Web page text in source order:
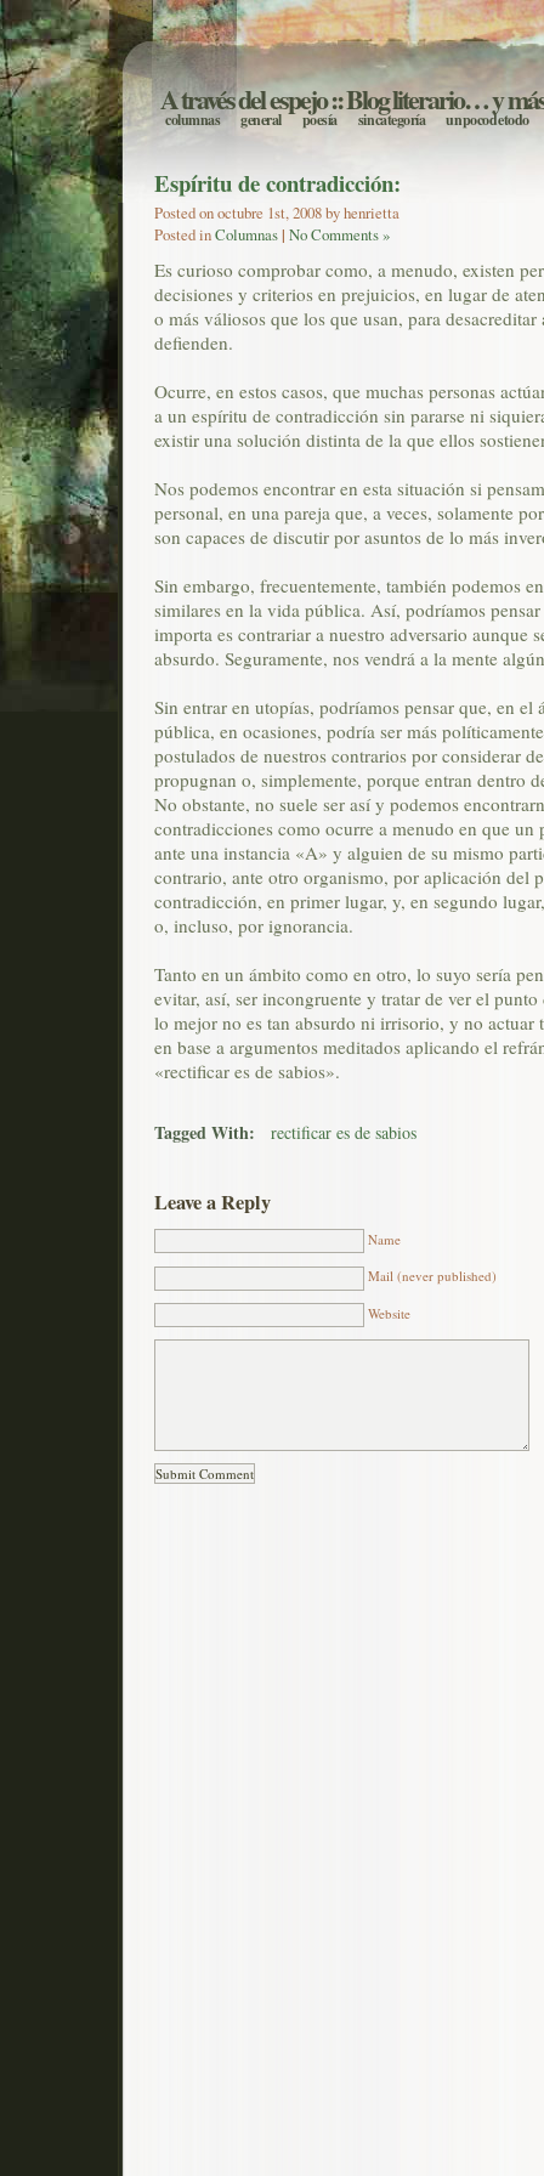
A través del espejo:: Blog literario… y
columnas general poesía sin categoría un poco de todo
Espíritu de contradicción:
Posted on octubre 1st, 2008 by henrietta
Posted inColumnas| No Comments »
Es curioso comprobar como, a menudo, existen
decisiones y criterios en prejuicios, en lugar de
o más váliosos que los que usan, para
defienden.
Ocurre, en estos casos, que muchas personas
a un espíritu de contradicción sin pararse ni
existir una solución distinta de la que ellos
Nos podemos encontrar en esta situación si
personal, en una pareja que, a veces, solamente
son capaces de discutir por asuntos de lo más
Sin embargo, frecuentemente, también podemos
similares en la vida pública. Así, podríamos
importa es contrariar a nuestro adversario aunque
absurdo. Seguramente, nos vendrá a la mente
Sin entrar en utopías, podríamos pensar que, en el
pública, en ocasiones, podría ser más
postulados de nuestros contrarios por considerar
propugnan o, simplemente, porque entran dentro
No obstante, no suele ser así y podemos
contradicciones como ocurre a menudo en que
ante una instancia «A» y alguien de su mismo
contrario, ante otro organismo, por aplicación del
contradicción, en primer lugar, y, en segundo
o, incluso, por ignorancia.
Tanto en un ámbito como en otro, lo suyo sería
evitar, así, ser incongruente y tratar de ver el
lo mejor no es tan absurdo ni irrisorio, y no actuar
en base a argumentos meditados aplicando el
«rectificar es de sabios».
Tagged With: rectificar es de sabios
Leave a Reply
Name
Mail (never published)
Website